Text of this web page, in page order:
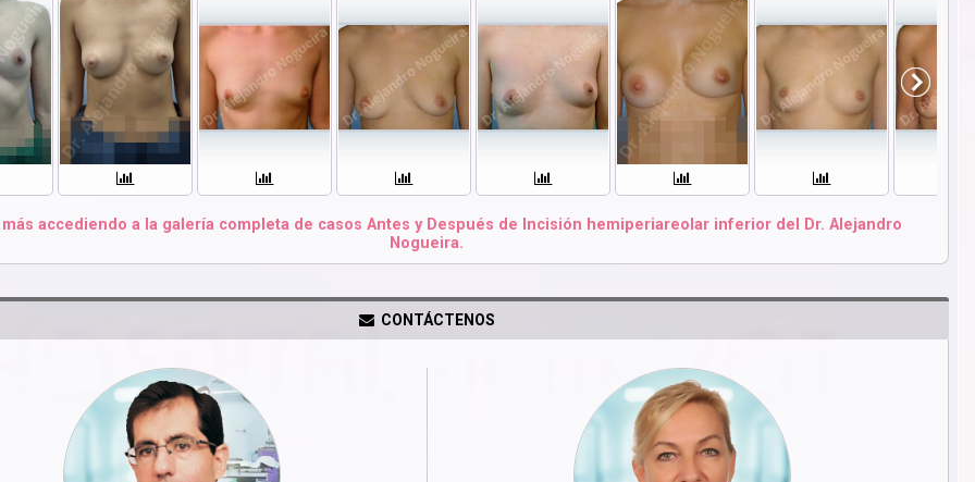
accediendo a la galería completa de casos Antes y Después de Incisión hemiperiareolar inferior del Dr. Alejandro
Nogueira.
CONTÁCTENOS